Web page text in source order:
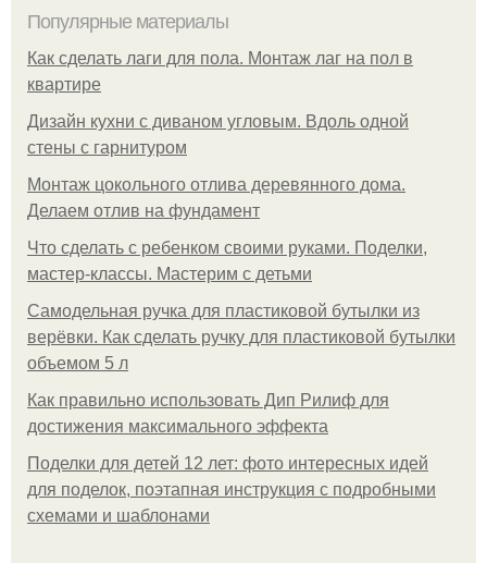
Популярные материалы
Как сделать лаги для пола. Монтаж лаг на пол в
квартире
Дизайн кухни с диваном угловым. Вдоль одной
стены с гарнитуром
Монтаж цокольного отлива деревянного дома.
Делаем отлив на фундамент
Что сделать с ребенком своими руками. Поделки,
мастер-классы. Мастерим с детьми
Самодельная ручка для пластиковой бутылки из
верёвки. Как сделать ручку для пластиковой бутылки
объемом 5 л
Как правильно использовать Дип Рилиф для
достижения максимального эффекта
Поделки для детей 12 лет: фото интересных идей
для поделок, поэтапная инструкция с подробными
схемами и шаблонами